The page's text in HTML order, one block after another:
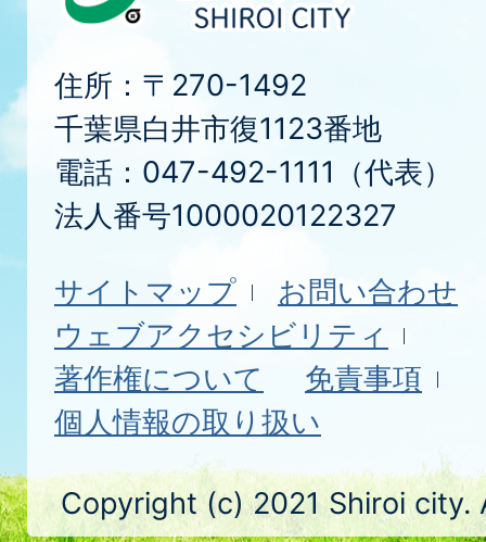
住所：〒270-1492
千葉県白井市復1123番地
電話：047-492-1111（代表）
法人番号1000020122327
サイトマップ
お問い合わせ
ウェブアクセシビリティ
著作権について
免責事項
個人情報の取り扱い
Copyright (c) 2021 Shiroi city.